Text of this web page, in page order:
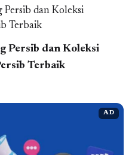
Persib dan Koleksi
Terbaik
AD